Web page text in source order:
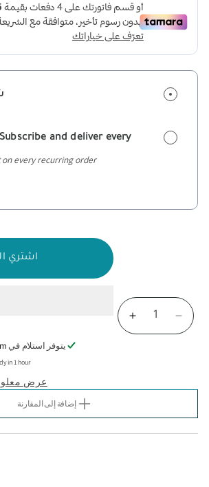
Subscribe and deliver every
on every recurring order.
الكمية
OLIGOMER
100
زيادة
الكمية
OLIGOMER
100
اشتري
يتوفر استلام في
in 1 hour
عرض
إضافة إلى المقارنة